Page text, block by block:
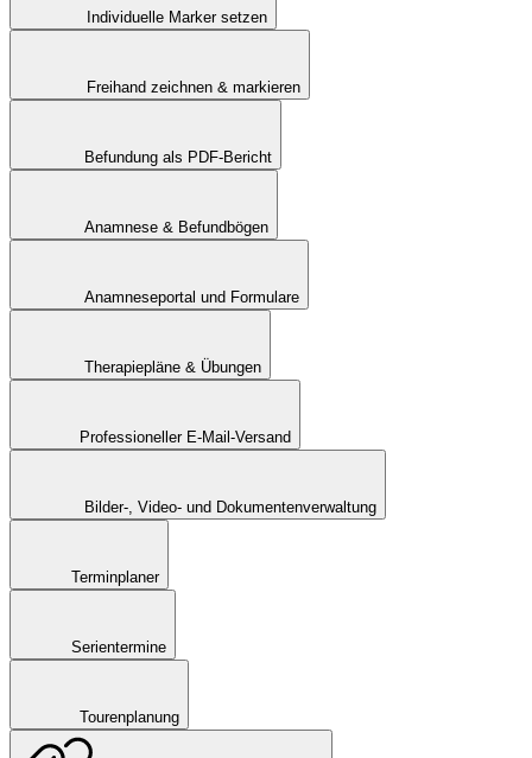
Individuelle Marker setzen
Freihand zeichnen & markieren
Befundung als PDF-Bericht
Anamnese & Befundbögen
Anamneseportal und Formulare
Therapiepläne & Übungen
Professioneller E-Mail-Versand
Bilder-, Video- und Dokumentenverwaltung
Terminplaner
Serientermine
Tourenplanung